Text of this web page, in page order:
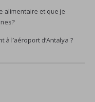
alimentaire et que je
l’aéroport d’Antalya ?